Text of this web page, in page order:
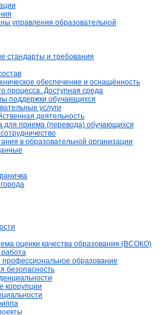
управления образовательной
стандарты и требования
обеспечение и оснащённость
процесса. Доступная среда
поддержки обучающихся
услуги
деятельность
для приема (перевода) обучающихся
в образовательной организации
оценки качества образования (ВСОКО)
образование
безопасность
коррупции